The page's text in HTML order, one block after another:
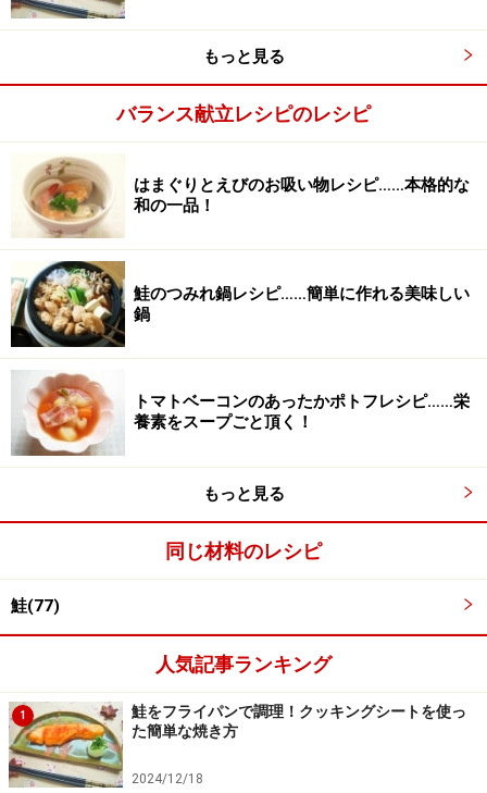
3
鮭をひっくり返してさらに焼く
焼いた面にきれいな焦げ目がついたらひっくり返し、も
う片面を3分ほど中火で焼きます。
余分な脂が出てきた時はペーパーなどで拭き取ってくだ
もっと見る
バランス献立レシピのレシピ
はまぐりとえびのお吸い物レシピ……本格的な
和の一品！
鮭のつみれ鍋レシピ……簡単に作れる美味しい
鍋
トマトベーコンのあったかポトフレシピ……栄
養素をスープごと頂く！
もっと見る
同じ材料のレシピ
鮭(77)
人気記事ランキング
1
鮭をフライパンで調理！クッキングシートを使っ
た簡単な焼き方
2024/12/18